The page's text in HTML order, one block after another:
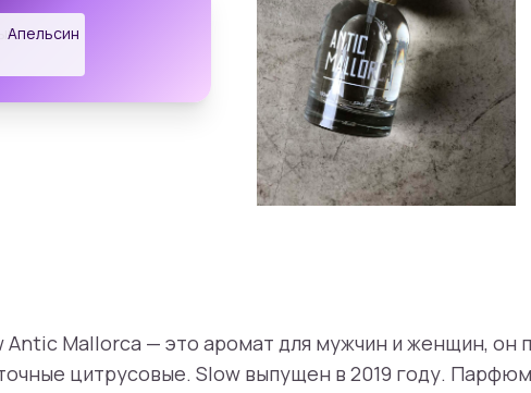
Апельсин
Antic Mallorca — это аромат для мужчин и женщин, он
цитрусовые. Slow выпущен в 2019 году.